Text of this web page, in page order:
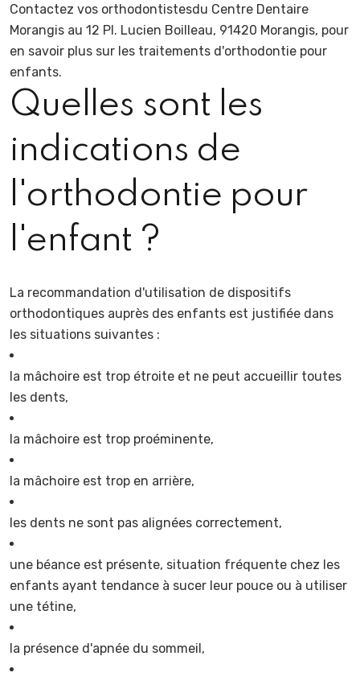
Contactez vos orthodontistesdu Centre Dentaire
Morangis au 12 Pl. Lucien Boilleau, 91420 Morangis, pour
en savoir plus sur les traitements d'orthodontie pour
enfants.
Quelles sont les
indications de
l'orthodontie pour
l'enfant ?
La recommandation d'utilisation de dispositifs
orthodontiques auprès des enfants est justifiée dans
les situations suivantes :
la mâchoire est trop étroite et ne peut accueillir toutes
les dents,
la mâchoire est trop proéminente,
la mâchoire est trop en arrière,
les dents ne sont pas alignées correctement,
une béance est présente, situation fréquente chez les
enfants ayant tendance à sucer leur pouce ou à utiliser
une tétine,
la présence d'apnée du sommeil,